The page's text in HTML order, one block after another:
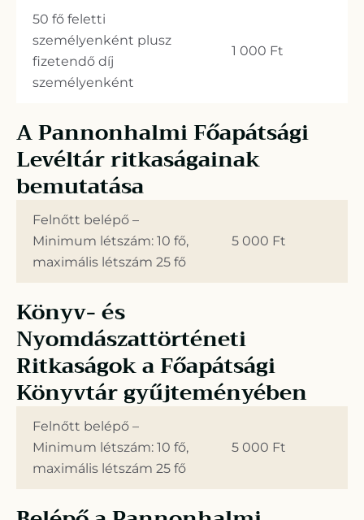
50 fő feletti
személyenként plusz
fizetendő díj
személyenként
1 000 Ft
A Pannonhalmi Főapátsági
Levéltár ritkaságainak
bemutatása
Felnőtt belépő –
Minimum létszám: 10 fő,
maximális létszám 25 fő
5 000 Ft
Könyv- és
Nyomdászattörténeti
Ritkaságok a Főapátsági
Könyvtár gyűjteményében
Felnőtt belépő –
Minimum létszám: 10 fő,
maximális létszám 25 fő
5 000 Ft